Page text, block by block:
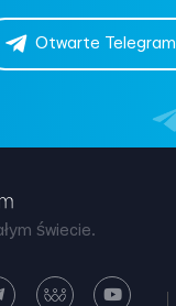
Otwarte Telegram
świecie.